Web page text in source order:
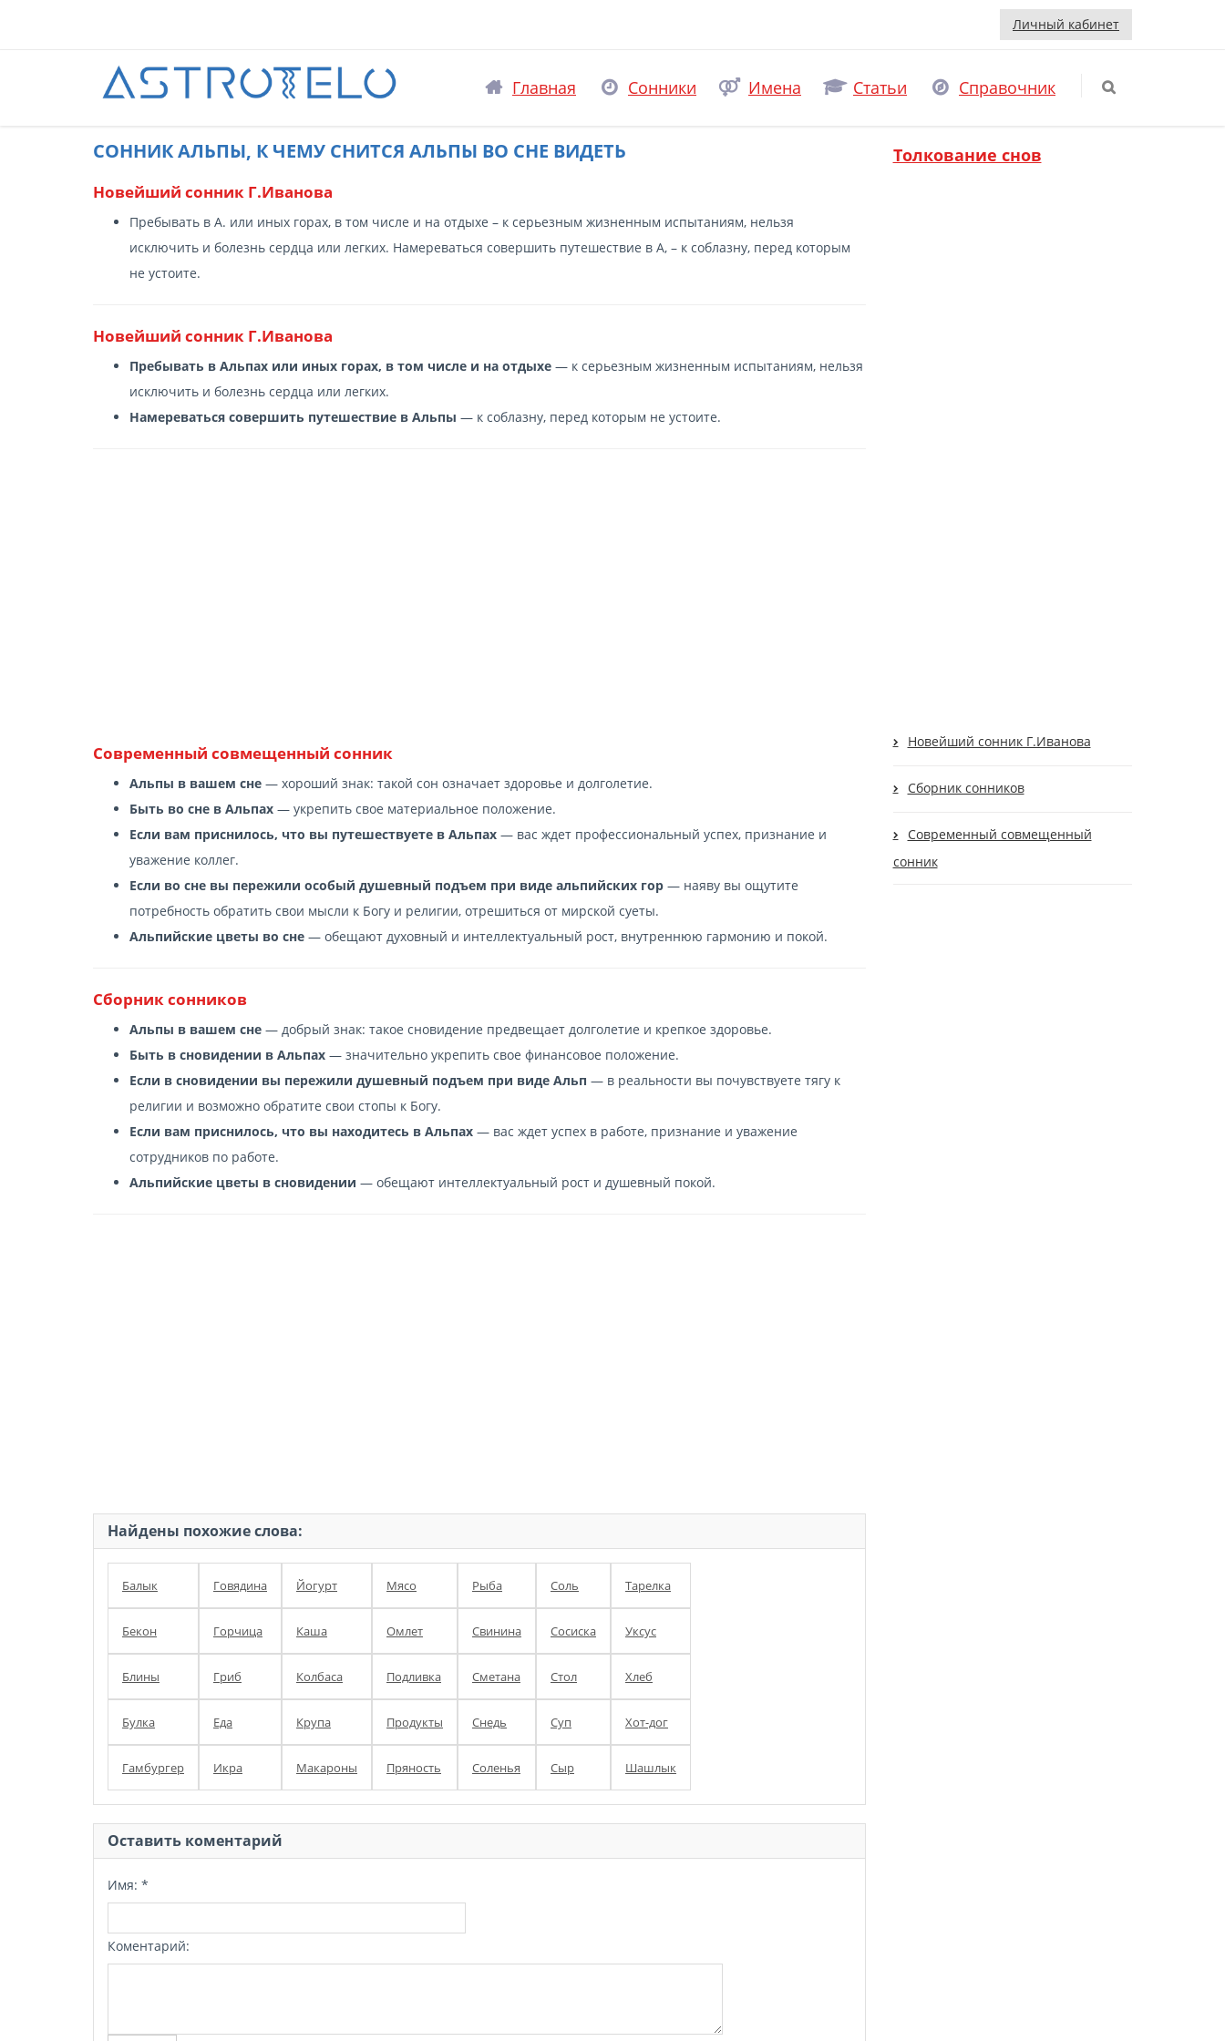
Личный кабинет
Главная Сонники Имена Статьи Справочник
CОННИК АЛЬПЫ, К ЧЕМУ СНИТСЯ АЛЬПЫ ВО СНЕ ВИДЕТЬ
Новейший сонник Г.Иванова
Пребывать в А. или иных горах, в том числе и на отдыхе – к серьезным жизненным испытаниям, нельзя
исключить и болезнь сердца или легких. Намереваться совершить путешествие в А, – к соблазну, перед которым
не устоите.
Новейший сонник Г.Иванова
Пребывать в Альпах или иных горах, в том числе и на отдыхе — к серьезным жизненным испытаниям, нельзя
исключить и болезнь сердца или легких.
Намереваться совершить путешествие в Альпы — к соблазну, перед которым не устоите.
Современный cовмещенный сонник
Альпы в вашем сне — хороший знак: такой сон означает здоровье и долголетие.
Быть во сне в Альпах — укрепить свое материальное положение.
Если вам приснилось, что вы путешествуете в Альпах — вас ждет профессиональный успех, признание и
уважение коллег.
Если во сне вы пережили особый душевный подъем при виде альпийских гор — наяву вы ощутите
потребность обратить свои мысли к Богу и религии, отрешиться от мирской суеты.
Альпийские цветы во сне — обещают духовный и интеллектуальный рост, внутреннюю гармонию и покой.
Сборник сонников
Альпы в вашем сне — добрый знак: такое сновидение предвещает долголетие и крепкое здоровье.
Быть в сновидении в Альпах — значительно укрепить свое финансовое положение.
Если в сновидении вы пережили душевный подъем при виде Альп — в реальности вы почувствуете тягу к
религии и возможно обратите свои стопы к Богу.
Если вам приснилось, что вы находитесь в Альпах — вас ждет успех в работе, признание и уважение
сотрудников по работе.
Альпийские цветы в сновидении — обещают интеллектуальный рост и душевный покой.
Найдены похожие слова:
Балык Говядина Йогурт Мясо Рыба Соль Тарелка
Бекон Горчица Каша Омлет Свинина Сосиска Уксус
Блины Гриб Колбаса Подливка Сметана Стол Хлеб
Булка Еда Крупа Продукты Снедь Суп Хот-дог
Гамбургер Икра Макароны Пряность Соленья Сыр Шашлык
Оставить коментарий
Имя: *
Коментарий:
Толкование снов
Новейший сонник Г.Иванова
Сборник сонников
Современный cовмещенный
сонник